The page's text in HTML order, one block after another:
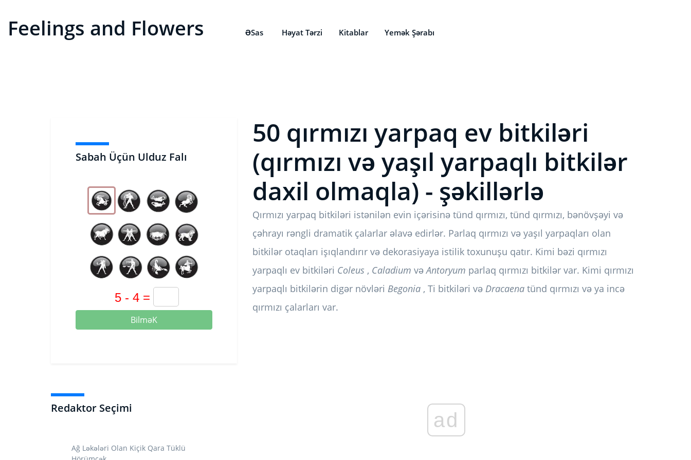
Feelings and Flowers ƏSas Həyat Tərzi Kitablar Yemək Şərabı
Sabah Üçün Ulduz Falı
BilməK
Redaktor Seçimi
Ağ Ləkələri Olan Kiçik Qara Tüklü
50 qırmızı yarpaq ev bitkiləri
(qırmızı və yaşıl yarpaqlı bitkilər
daxil olmaqla) - şəkillərlə
Qırmızı yarpaq bitkiləri istənilən evin içərisinə tünd qırmızı, tünd qırmızı, bənövşəyi və
çəhrayı rəngli dramatik çalarlar əlavə edirlər. Parlaq qırmızı və yaşıl yarpaqları olan
bitkilər otaqları işıqlandırır və dekorasiyaya istilik toxunuşu qatır. Kimi bəzi qırmızı
yarpaqlı ev bitkiləri Coleus , Caladium vəAntoryum parlaq qırmızı bitkilər var. Kimi qırmızı
yarpaqlı bitkilərin digər növləri Begonia , Ti bitkiləri və Dracaena tünd qırmızı və ya incə
qırmızı çalarları var.
ad